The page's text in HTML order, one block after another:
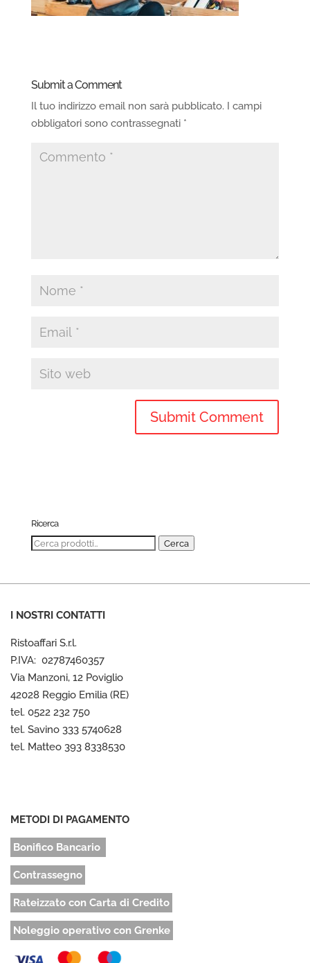
Submit a Comment
Il tuo indirizzo email non sarà pubblicato. I campi
obbligatori sono contrassegnati *
Ricerca
Cerca: Cerca
I NOSTRI CONTATTI
Ristoaffari S.r.l.
P.IVA: 02787460357
Via Manzoni, 12 Poviglio
42028 Reggio Emilia (RE)
tel. 0522 232 750
tel. Savino 333 5740628
tel. Matteo 393 8338530
METODI DI PAGAMENTO
Bonifico Bancario
Contrassegno
Rateizzato con Carta di Credito
Noleggio operativo con Grenke